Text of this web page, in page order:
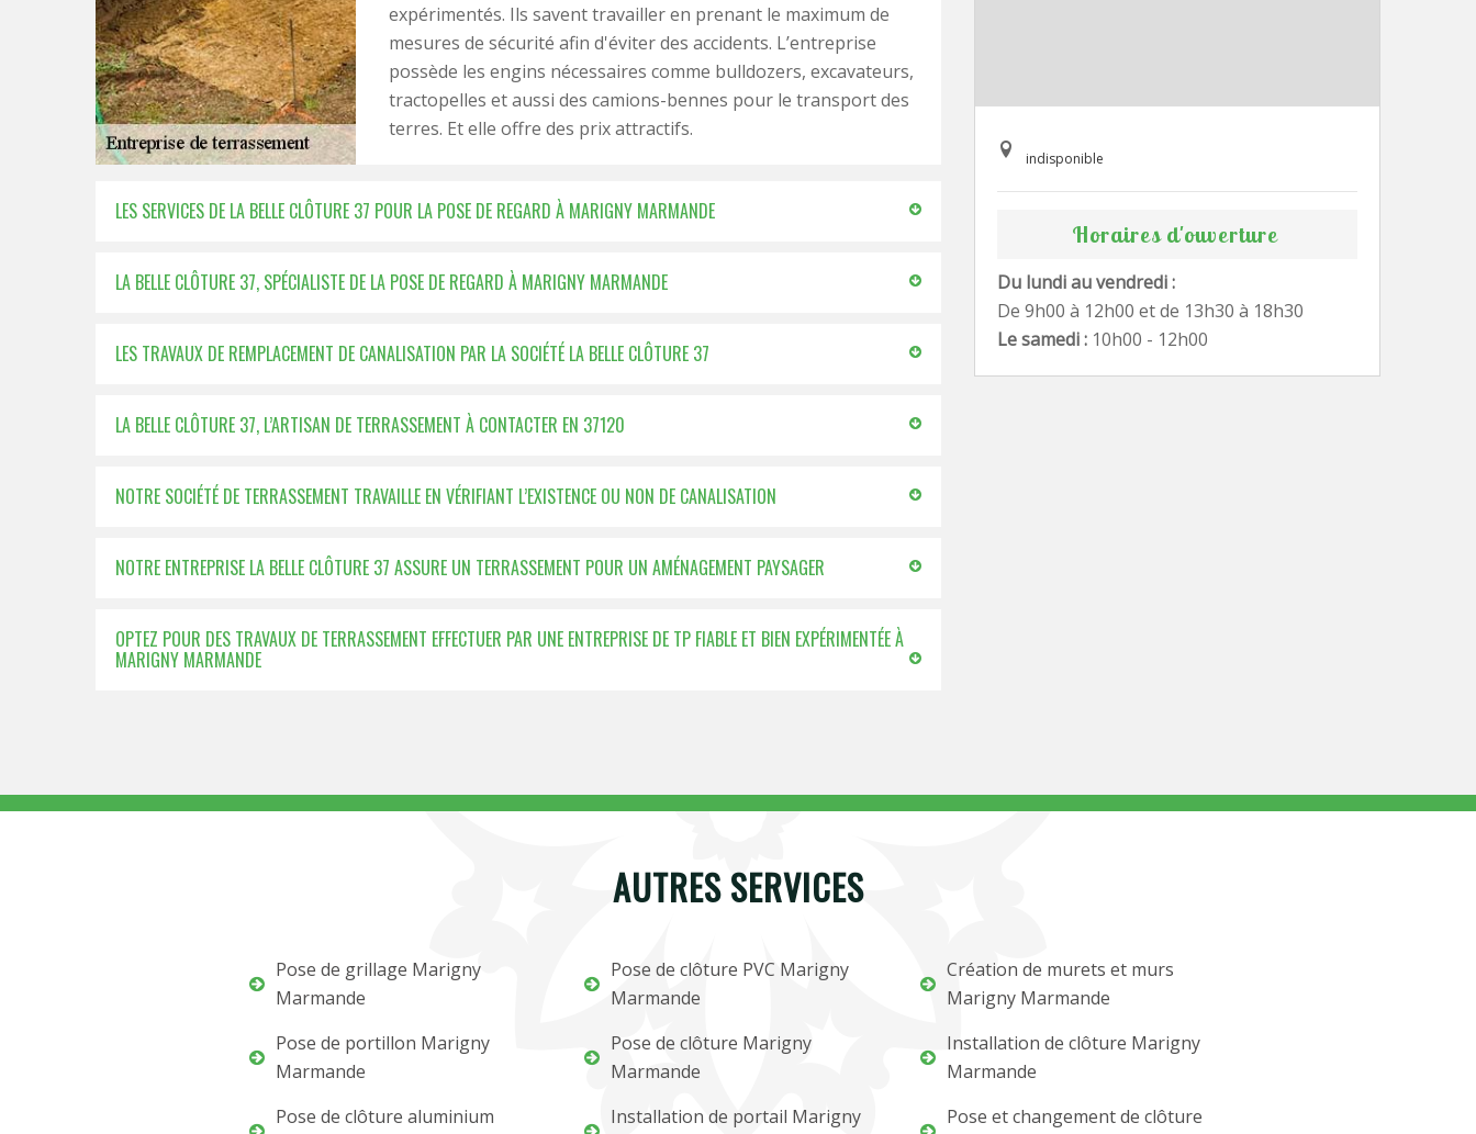
expérimentés. Ils savent travailler en prenant le maximum de
mesures de sécurité afin d'éviter des accidents. L’entreprise
possède les engins nécessaires comme bulldozers, excavateurs,
tractopelles et aussi des camions-bennes pour le transport des
terres. Et elle offre des prix attractifs.
LES SERVICES DE LA BELLE CLÔTURE 37 POUR LA POSE DE REGARD À MARIGNY MARMANDE
LA BELLE CLÔTURE 37, SPÉCIALISTE DE LA POSE DE REGARD À MARIGNY MARMANDE
LES TRAVAUX DE REMPLACEMENT DE CANALISATION PAR LA SOCIÉTÉ LA BELLE CLÔTURE 37
LA BELLE CLÔTURE 37, L’ARTISAN DE TERRASSEMENT À CONTACTER EN 37120
NOTRE SOCIÉTÉ DE TERRASSEMENT TRAVAILLE EN VÉRIFIANT L’EXISTENCE OU NON DE CANALISATION
NOTRE ENTREPRISE LA BELLE CLÔTURE 37 ASSURE UN TERRASSEMENT POUR UN AMÉNAGEMENT PAYSAGER
OPTEZ POUR DES TRAVAUX DE TERRASSEMENT EFFECTUER PAR UNE ENTREPRISE DE TP FIABLE ET BIEN EXPÉRIMENTÉE À
MARIGNY MARMANDE
indisponible
Horaires d'ouverture
Du lundi au vendredi :
De 9h00 à 12h00 et de 13h30 à 18h30
Le samedi : 10h00 - 12h00
AUTRES SERVICES
Pose de grillage Marigny
Marmande
Pose de portillon Marigny
Marmande
Pose de clôture aluminium
Pose de clôture PVC Marigny
Marmande
Pose de clôture Marigny
Marmande
Installation de portail Marigny
Création de murets et murs
Marigny Marmande
Installation de clôture Marigny
Marmande
Pose et changement de clôture